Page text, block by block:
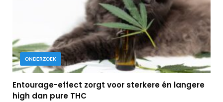
ONDERZOEK
Entourage-effect zorgt voor sterkere én langere
high dan pure THC